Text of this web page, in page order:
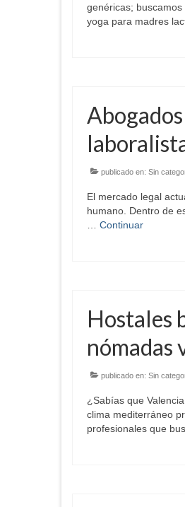
genéricas;
yoga para madres
publicado en: Sin
El mercado legal
humano. Dentro de
Continuar
Hostales
nómadas
publicado en: Sin
¿Sabías que
clima mediterráneo
profesionales que